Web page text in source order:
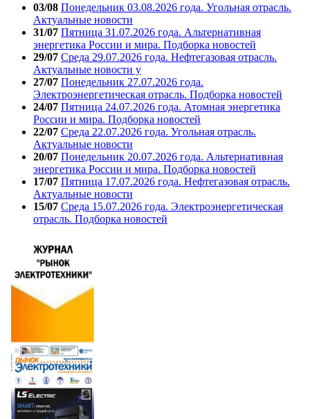
03/08 Понедельник 03.08.2026 года. Угольная отрасль.
Актуальные новости
31/07 Пятница 31.07.2026 года. Альтернативная
энергетика России и мира. Подборка новостей
29/07 Среда 29.07.2026 года. Нефтегазовая отрасль.
Актуальные новости у
27/07 Понедельник 27.07.2026 года.
Электроэнергетическая отрасль. Подборка новостей
24/07 Пятница 24.07.2026 года. Атомная энергетика
России и мира. Подборка новостей
22/07 Среда 22.07.2026 года. Угольная отрасль.
Актуальные новости
20/07 Понедельник 20.07.2026 года. Альтернативная
энергетика России и мира. Подборка новостей
17/07 Пятница 17.07.2026 года. Нефтегазовая отрасль.
Актуальные новости
15/07 Среда 15.07.2026 года. Электроэнергетическая
отрасль. Подборка новостей